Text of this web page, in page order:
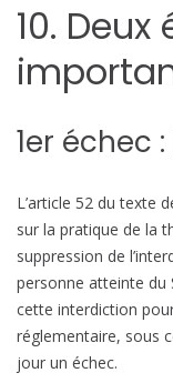
10. Deux
1er échec
L’article 52 du texte
sur la pratique de la
suppression de
personne atteinte du
cette interdiction
réglementaire, sous
jour un échec.